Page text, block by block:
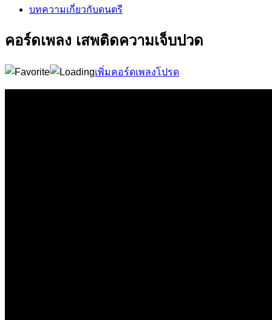
บทความเกี่ยวกับดนตรี
คอร์ดเพลง เสพติดความเจ็บปวด
เพิ่มคอร์ดเพลงโปรด